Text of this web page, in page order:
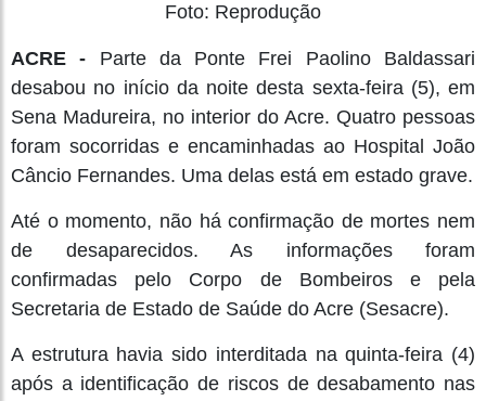
Foto: Reprodução
ACRE - Parte da Ponte Frei Paolino Baldassari
desabou no início da noite desta sexta-feira (5), em
Sena Madureira, no interior do Acre. Quatro pessoas
foram socorridas e encaminhadas ao Hospital João
Câncio Fernandes. Uma delas está em estado grave.
Até o momento, não há confirmação de mortes nem
de desaparecidos. As informações foram
confirmadas pelo Corpo de Bombeiros e pela
Secretaria de Estado de Saúde do Acre (Sesacre).
A estrutura havia sido interditada na quinta-feira (4)
após a identificação de riscos de desabamento nas